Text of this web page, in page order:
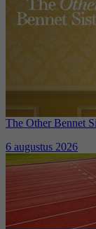
The Other Bennet
6 augustus 2026